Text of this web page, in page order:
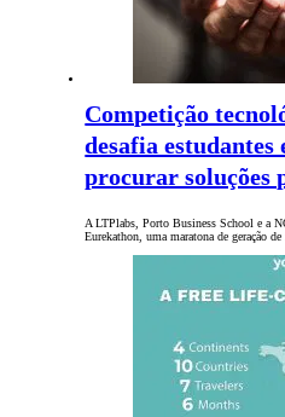
Competição
desafia estudantes
procurar soluções
A LTPlabs, Porto Business School e a
Eurekathon, uma maratona de geração